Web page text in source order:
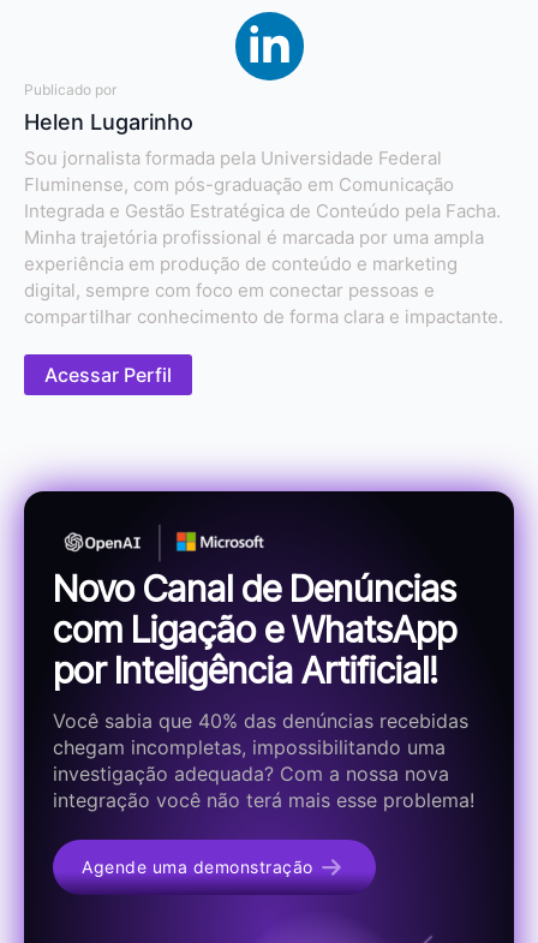
Publicado por
Helen Lugarinho
Sou jornalista formada pela Universidade Federal
Fluminense, com pós-graduação em Comunicação
Integrada e Gestão Estratégica de Conteúdo pela Facha.
Minha trajetória profissional é marcada por uma ampla
experiência em produção de conteúdo e marketing
digital, sempre com foco em conectar pessoas e
compartilhar conhecimento de forma clara e impactante.
Acessar Perfil
Novo Canal de Denúncias
com Ligação e WhatsApp
por Inteligência Artificial!
Você sabia que 40% das denúncias recebidas
chegam incompletas, impossibilitando uma
investigação adequada? Com a nossa nova
integração você não terá mais esse problema!
Agende uma demonstração